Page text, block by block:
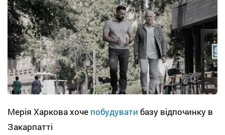
Мерія Харкова хоче побудувати базу відпочинку в
Закарпатті